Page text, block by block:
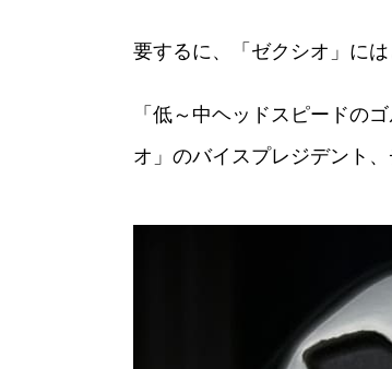
要するに、「ゼクシオ」に
「低～中ヘッドスピードの
オ」のバイスプレジデント